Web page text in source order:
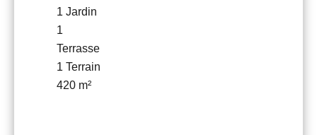
1 Jardin
1
Terrasse
1 Terrain
420 m²